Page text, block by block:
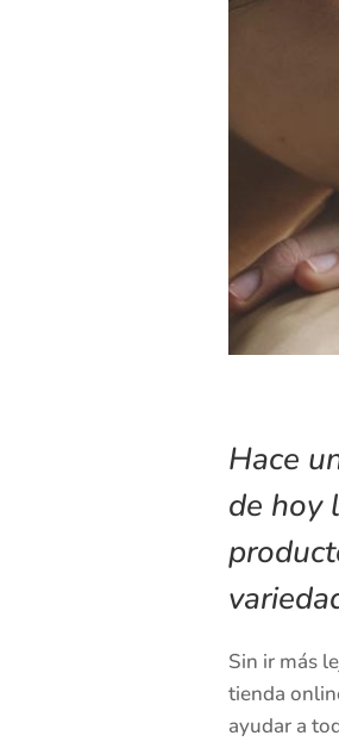
Hace
de hoy
Sin ir más
tienda
ayudar a